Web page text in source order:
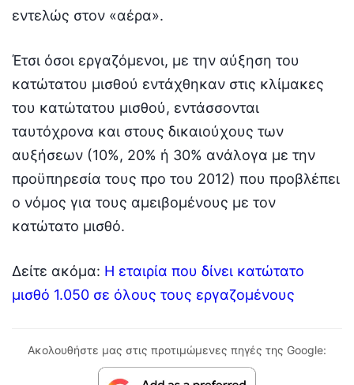
εντελώς στον «αέρα».
Έτσι όσοι εργαζόμενοι, με την αύξηση του
κατώτατου μισθού εντάχθηκαν στις κλίμακες
του κατώτατου μισθού, εντάσσονται
ταυτόχρονα και στους δικαιούχους των
αυξήσεων (10%, 20% ή 30% ανάλογα με την
προϋπηρεσία τους προ του 2012) που προβλέπει
ο νόμος για τους αμειβομένους με τον
κατώτατο μισθό.
Δείτε ακόμα: Η εταιρία που δίνει κατώτατο
μισθό 1.050 σε όλους τους εργαζομένους
Ακολουθήστε μας στις προτιμώμενες πηγές της Google: